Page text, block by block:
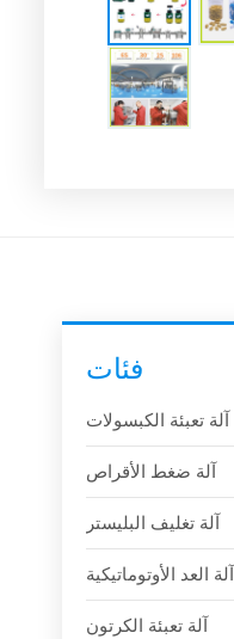
فئات
آلة تعبئة الكبسولات
آلة ضغط الأقراص
آلة تغليف البليستر
آلة العد الأوتوماتيكية
آلة تعبئة الكرتون